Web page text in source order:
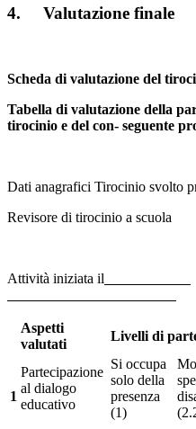
4. Valutazione finale
Scheda di valutazione del
Tabella di valutazione della
tirocinio e del con- seguente
Dati anagrafici Tirocinio svolto
Revisore di tirocinio a scuola
Attività iniziata il
Aspetti
valutati
Livelli di
1
Partecipazione
al dialogo
educativo
Si occupa
solo della
presenza
(1)